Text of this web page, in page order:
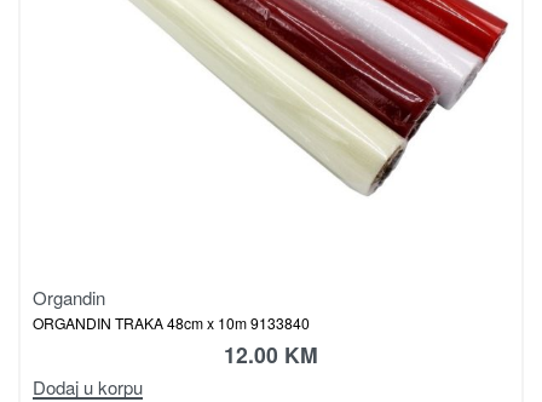
Organdin
ORGANDIN TRAKA 48cm x 10m 9133840
12.00 KM
Dodaj u korpu